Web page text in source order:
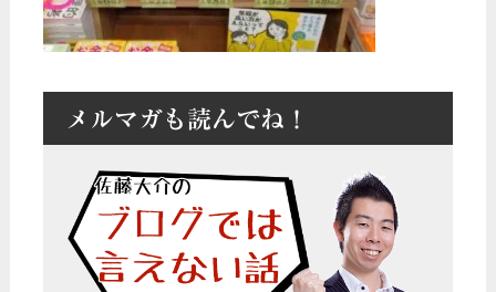
メルマガも読んでね！